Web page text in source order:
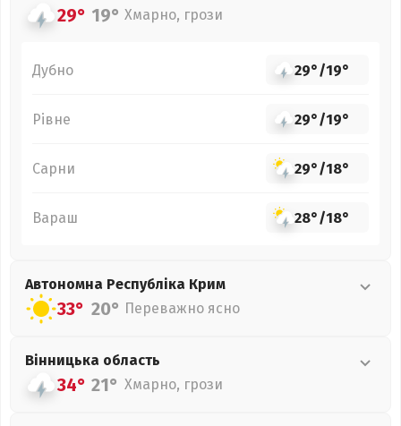
29° 19° Хмарно, грози
Дубно 29°/19°
Рівне 29°/19°
Сарни 29°/18°
Вараш 28°/18°
Автономна Республіка Крим
33° 20° Переважно ясно
Вінницька область
34° 21° Хмарно, грози